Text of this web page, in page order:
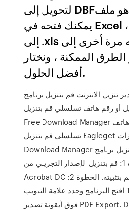
لتحويل إلى DBF؟ ما هو ملف DBF ،
يمكنك فتحه في Excel ، وكيفية حفظه
إلى .xls وتحويله مرة أخرى إلى .dbf.
الممكنة ، ونختار
أفضل الحلول.
تنزيل الانترنت قم بتنزيل برنامج
أو رقم هاتف تسلسلي قم بتنزيل
Free Download Manager بدون تسجيل أو رقم هاتف
تسلسلي قم بتنزيل Eagleget مجانًا ميزات Internet
Download Manager المراجع كيف يتم تنزيل برنامج
الخطوة 1: قم بتنزيل الإصدار التجريبي من Adobe
Acrobat DC لمدة سبعة أيام وقم بتثبيته. الخطوة 2:
افتح البرنامج وحدد علامة التبويب Tools. الخطوة 3: انقر
فوق أيقونة تصدير PDF Export. DBF هو ملف قاعدة